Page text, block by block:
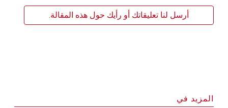
أرسل لنا تعليقاتك أو رأيك حول هذه المقالة.
المزيد في